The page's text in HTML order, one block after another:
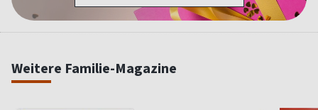
Weitere Familie-Magazine